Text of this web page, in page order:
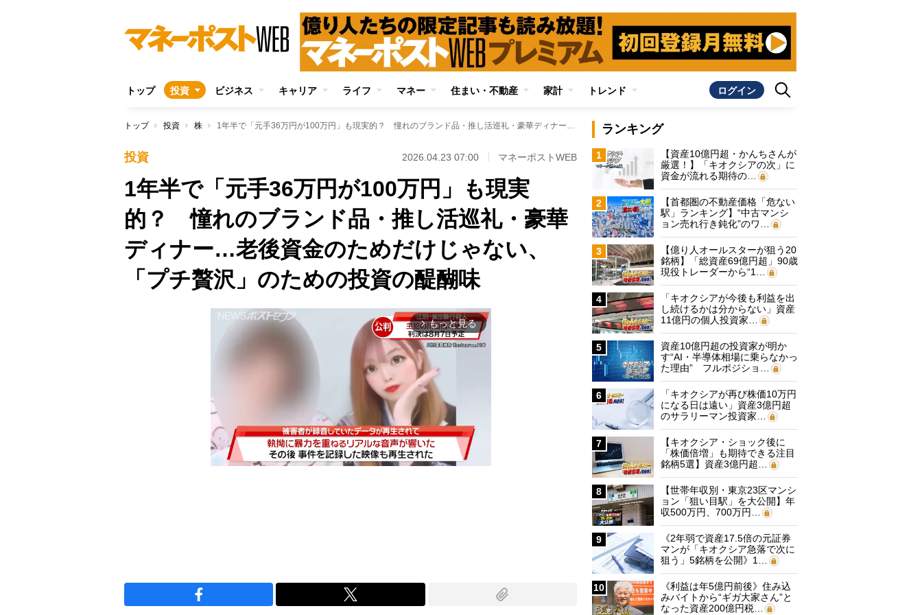
トップ 投資 ビジネス キャリア ライフ マネー 住まい・不動産 家計 トレンド ログイン
トップ 投資 株 1年半で「元手36万円が100万円」も現実的？ 憧れのブランド品・推し活巡礼・豪華ディナー…老後資金のためだけじゃない、「プチ贅沢」のための投資の醍醐味
投資 2026.04.23 07:00 マネーポストWEB
1年半で「元手36万円が100万円」も現実
的？ 憧れのブランド品・推し活巡礼・豪華
ディナー…老後資金のためだけじゃない、
「プチ贅沢」のための投資の醍醐味
arrow_forward_ios もっと見る
ランキング
1
【資産10億円超・かんちさんが
厳選！】「キオクシアの次」に
資金が流れる期待の…
2
【首都圏の不動産価格「危ない
駅」ランキング】“中古マンシ
ョン売れ行き鈍化”のワ…
3
【億り人オールスターが狙う20
銘柄】「総資産69億円超」90歳
現役トレーダーから“1…
4
「キオクシアが今後も利益を出
し続けるかは分からない」資産
11億円の個人投資家…
5
資産10億円超の投資家が明か
す“AI・半導体相場に乗らなかっ
た理由” フルポジショ…
6
「キオクシアが再び株価10万円
になる日は遠い」資産3億円超
のサラリーマン投資家…
7
【キオクシア・ショック後に
「株価倍増」も期待できる注目
銘柄5選】資産3億円超…
8
【世帯年収別・東京23区マンシ
ョン「狙い目駅」を大公開】年
収500万円、700万円…
9
《2年弱で資産17.5倍の元証券
マンが「キオクシア急落で次に
狙う」5銘柄を公開》1…
10
《利益は年5億円前後》住み込
みバイトから“ギガ大家さん”と
なった資産200億円税…